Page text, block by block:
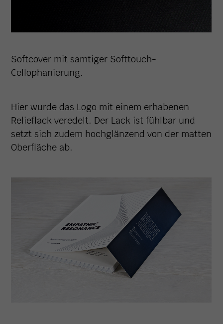
Softcover mit samtiger Softtouch-
Cellophanierung.
Hier wurde das Logo mit einem erhabenen
Relieflack veredelt. Der Lack ist fühlbar und
setzt sich zudem hochglänzend von der matten
Oberfläche ab.